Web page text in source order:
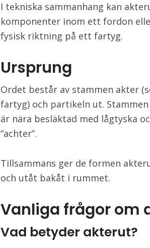
I tekniska sammanhang kan
komponenter inom ett fordon
fysisk riktning på ett fartyg.
Ursprung
Ordet består av stammen akter
fartyg) och partikeln ut.
är nära besläktad med lågtyska
“achter”.
Tillsammans ger de formen
och utåt bakåt i rummet.
Vanliga frågor om
Vad betyder akterut?